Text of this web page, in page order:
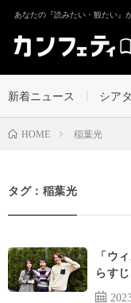
あなたの『読みたい・観たい』
新着ニュース シア
HOME 稲葉光
タグ：稲葉光
「ウ
らす